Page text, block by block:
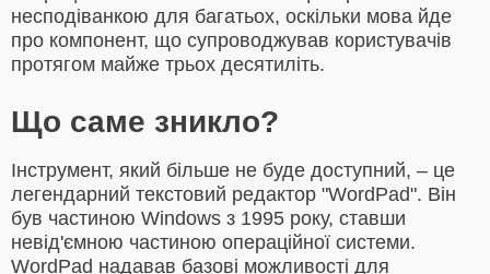
несподіванкою для багатьох, оскільки мова йде
про компонент, що супроводжував користувачів
протягом майже трьох десятиліть.
Що саме зникло?
Інструмент, який більше не буде доступний, – це
легендарний текстовий редактор "WordPad". Він
був частиною Windows з 1995 року, ставши
невід'ємною частиною операційної системи.
WordPad надавав базові можливості для